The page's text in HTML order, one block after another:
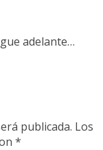
adelante…
publicada. Los
*